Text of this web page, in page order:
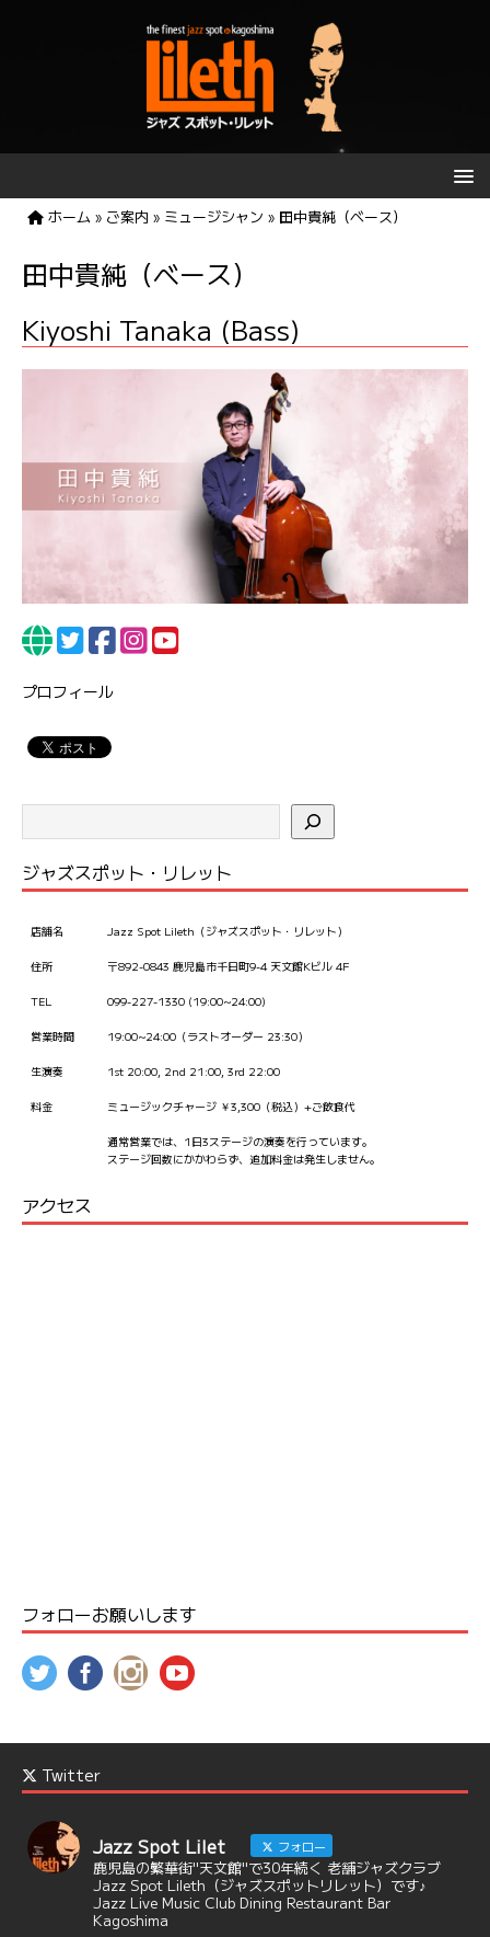
ホーム » ご案内 » ミュージシャン » 田中貴純（ベース）
田中貴純（ベース）
Kiyoshi Tanaka (Bass)
プロフィール
ジャズスポット・リレット
店舗名 Jazz Spot Lileth（ジャズスポット・リレット）
住所 〒892-0843 鹿児島市千日町9-4 天文館Kビル 4F
TEL 099-227-1330 (19:00~24:00)
営業時間 19:00~24:00（ラストオーダー 23:30）
生演奏 1st 20:00, 2nd 21:00, 3rd 22:00
料金 ミュージックチャージ ￥3,300（税込）+ご飲食代
通常営業では、1日3ステージの演奏を行っています。
ステージ回数にかかわらず、追加料金は発生しません。
アクセス
フォローお願いします
Twitter
Jazz Spot Lilet フォロー
鹿児島の繁華街"天文館"で30年続く 老舗ジャズクラブ
Jazz Spot Lileth（ジャズスポットリレット）です♪
Jazz Live Music Club Dining Restaurant Bar
Kagoshima